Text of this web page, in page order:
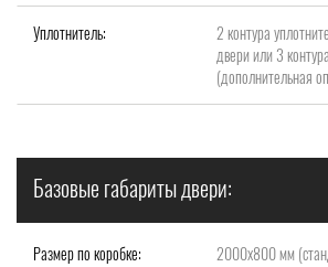
Уплотнитель:
2 контура
двери или 3
(дополнительная
Базовые габариты двери:
Размер по коробке: 2000x800 мм